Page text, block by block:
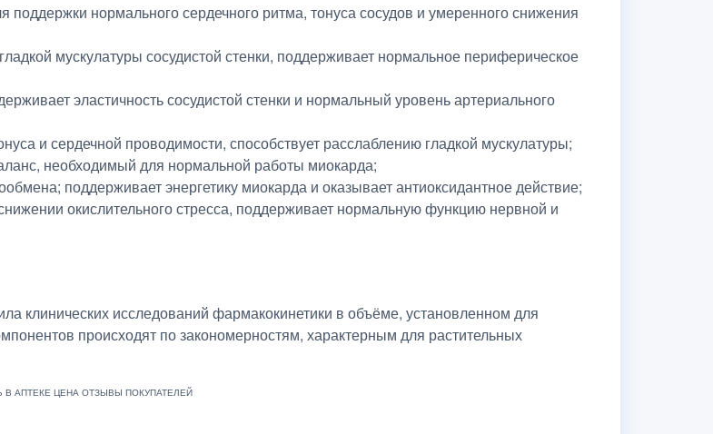
нормального сердечного ритма, тонуса сосудов и умеренного снижения
мускулатуры сосудистой стенки, поддерживает нормальное периферическое
эластичность сосудистой стенки и нормальный уровень артериального
и сердечной проводимости, способствует расслаблению гладкой мускулатуры;
необходимый для нормальной работы миокарда;
поддерживает энергетику миокарда и оказывает антиоксидантное действие;
окислительного стресса, поддерживает нормальную функцию нервной и
клинических исследований фармакокинетики в объёме, установленном для
происходят по закономерностям, характерным для растительных